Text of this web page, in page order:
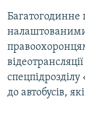
КРИМ РЕАЛІЇ
РУС
УКР
КТАТ
до автобусів,